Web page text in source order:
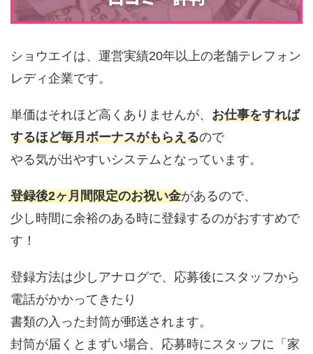
ショウエイは、運営実績20年以上の老舗テレフォン
レディ企業です。
単価はそれほど高くありませんが、 お仕事をすれば
するほど毎月ボーナスがもらえるので
やる気が出やすいシステムとなっています。
登録後2ヶ月間限定のお祝い金があるので、
少し時間に余裕のある時に登録するのがおすすめで
す！
登録方法は少しアナログで、応募後にスタッフから
電話がかかってきたり
書類の入った封筒が郵送されます。
封筒が届くとまずい場合、応募時にスタッフに「家